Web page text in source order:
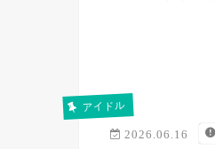
アイドル
2026.06.16